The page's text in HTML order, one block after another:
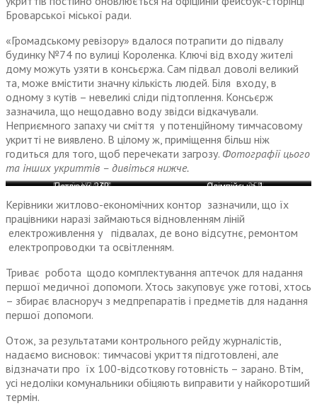
Броварської міської ради.
«Громадському ревізору» вдалося потрапити до підвалу
будинку №74 по вулиці Короленка. Ключі від входу жителі
дому можуть узяти в консьєржа. Сам підвал доволі великий
та, може вмістити значну кількість людей. Біля входу, в
одному з кутів – невеликі сліди підтоплення. Консьєрж
зазначила, що нещодавно воду звідси відкачували.
Неприємного запаху чи сміття у потенційному тимчасовому
укритті не виявлено. В цілому ж, приміщення більш ніж
годиться для того, щоб перечекати загрозу. Фотографії цього
та інших укриттів – дивіться нижче.
Короленка, 74 Короленка, 74
Короленка, 74 Петлюри, 25Б
Героїв УПА, 13 Петлюри, 25Б
Петлюри, 23В Олімпійська, 1
Керівники житлово-економічних контор зазначили, що їх
працівники наразі займаються відновленням ліній
електроживлення у підвалах, де воно відсутнє, ремонтом
електропроводки та освітленням.
Триває робота щодо комплектування аптечок для надання
першої медичної допомоги. Хтось закуповує уже готові, хтось
– збирає власноруч з медпрепаратів і предметів для надання
першої допомоги.
Отож, за результатами контрольного рейду журналістів,
надаємо висновок: тимчасові укриття підготовлені, але
відзначати про їх 100-відсоткову готовність – зарано. Втім,
усі недоліки комунальники обіцяють виправити у найкоротший
термін.